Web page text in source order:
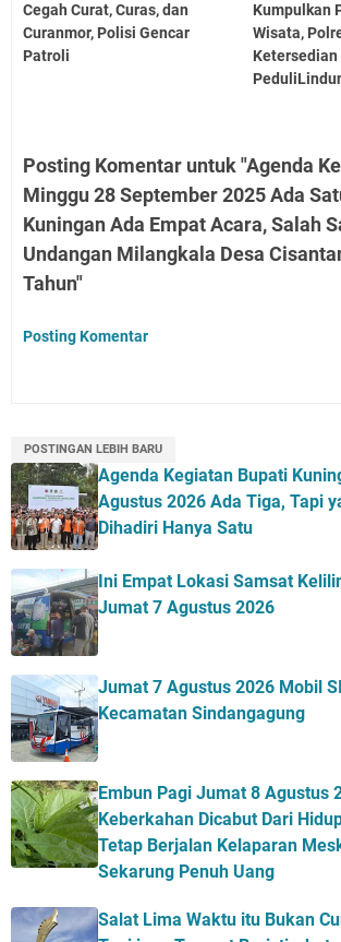
Cegah Curat, Curas, dan
Curanmor, Polisi Gencar
Patroli
Kumpulkan
Wisata,
Posting Komentar untuk "Agenda
Minggu 28 September 2025 Ada
Kuningan Ada Empat Acara, Salah
Undangan Milangkala Desa
Tahun"
Posting Komentar
POSTINGAN LEBIH BARU
Agenda Kegiatan Bupati
Agustus 2026 Ada Tiga, Tapi
Dihadiri Hanya Satu
Ini Empat Lokasi Samsat
Jumat 7 Agustus 2026
Jumat 7 Agustus 2026 Mobil
Kecamatan Sindangagung
Embun Pagi Jumat 8 Agustus
Keberkahan Dicabut Dari
Tetap Berjalan Kelaparan
Sekarung Penuh Uang
Salat Lima Waktu itu Bukan